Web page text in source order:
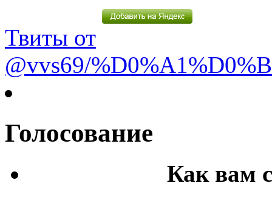
Твиты от
@vvs69/
Голосование
Как вам